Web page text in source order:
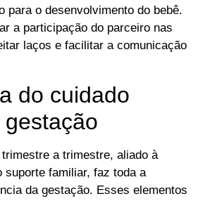
para o desenvolvimento do bebê.
a participação do parceiro nas
laços e facilitar a comunicação
do cuidado
a trimestre, aliado à
suporte familiar, faz toda a
da gestação. Esses elementos